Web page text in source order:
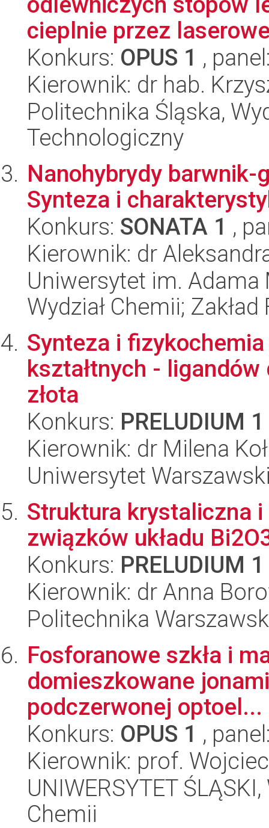
cieplnie przez
Konkurs: OPUS 1 ,
Kierownik: dr hab.
Politechnika Śląska,
Technologiczny
Nanohybrydy
Synteza i
Konkurs: SONATA 1 ,
Kierownik: dr
Uniwersytet im.
Wydział Chemii;
Synteza i
kształtnych -
złota
Konkurs: PRELUDIUM 1
Kierownik: dr Milena
Uniwersytet
Struktura krystaliczna
związków układu
Konkurs: PRELUDIUM 1
Kierownik: dr Anna
Politechnika
Fosforanowe szkła i
domieszkowane
podczerwonej optoel...
Konkurs: OPUS 1 ,
Kierownik: prof.
UNIWERSYTET
Chemii